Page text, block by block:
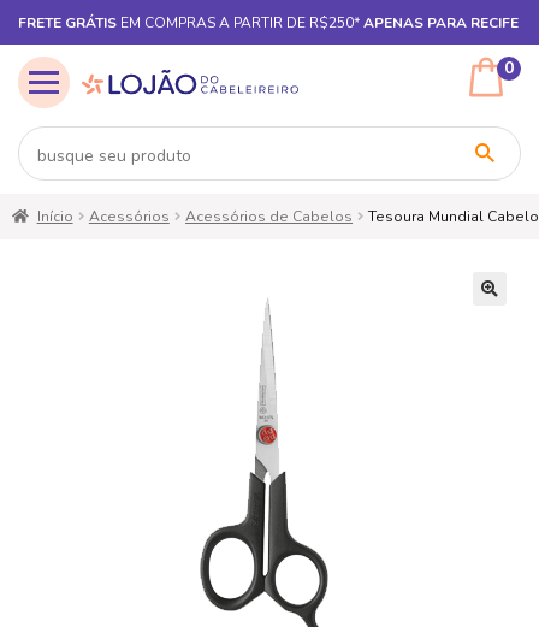
FRETE GRÁTIS EM COMPRAS A PARTIR DE R$250*APENAS PARA RECIFE
0
Pular
para
Pular
para
Início Acessórios Acessórios de Cabelos Tesoura Mundial